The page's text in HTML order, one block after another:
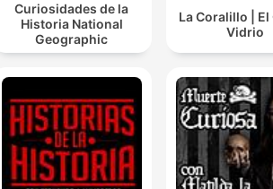
Curiosidades de la
Historia National
Geographic
La Coralillo | El
Vidrio